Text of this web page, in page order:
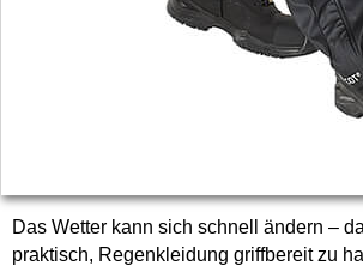
Das Wetter kann sich schnell ändern –
praktisch, Regenkleidung griffbereit zu